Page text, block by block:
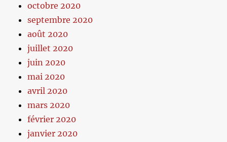
octobre 2020
septembre 2020
août 2020
juillet 2020
juin 2020
mai 2020
avril 2020
mars 2020
février 2020
janvier 2020